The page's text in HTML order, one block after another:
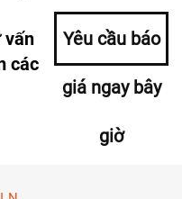
vấn
các
Yêu cầu báo
giá ngay bây
giờ